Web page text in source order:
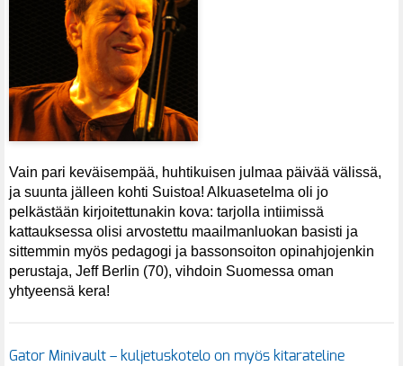
Vain pari keväisempää, huhtikuisen julmaa päivää välissä,
ja suunta jälleen kohti Suistoa! Alkuasetelma oli jo
pelkästään kirjoitettunakin kova: tarjolla intiimissä
kattauksessa olisi arvostettu maailmanluokan basisti ja
sittemmin myös pedagogi ja bassonsoiton opinahjojenkin
perustaja, Jeff Berlin (70), vihdoin Suomessa oman
yhtyeensä kera!
Gator Minivault – kuljetuskotelo on myös kitarateline